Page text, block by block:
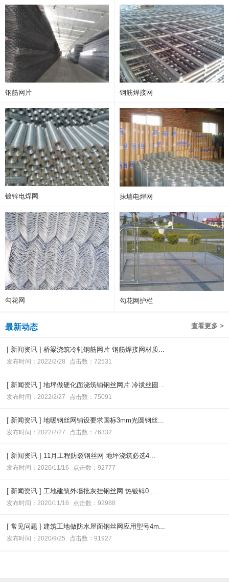
钢筋网片 钢筋焊接网
镀锌电焊网 抹墙电焊网
勾花网 勾花网护栏
查看更多 >
最新动态
[ 新闻资讯 ] 桥梁浇筑冷轧钢筋网片 钢筋焊接网材质...
发布时间：2022/2/28 点击数：72531
[ 新闻资讯 ] 地坪做硬化面浇筑铺钢丝网片 冷拔丝圆...
发布时间：2022/2/27 点击数：75091
[ 新闻资讯 ] 地暖钢丝网铺设要求国标3mm光圆钢丝...
发布时间：2022/2/27 点击数：76332
[ 新闻资讯 ] 11月工程防裂钢丝网 地坪浇筑必选4...
发布时间：2020/11/16 点击数：92777
[ 新闻资讯 ] 工地建筑外墙批灰挂钢丝网 热镀锌0....
发布时间：2020/11/16 点击数：92988
[ 常见问题 ] 建筑工地做防水屋面钢丝网应用型号4m...
发布时间：2020/9/25 点击数：91927